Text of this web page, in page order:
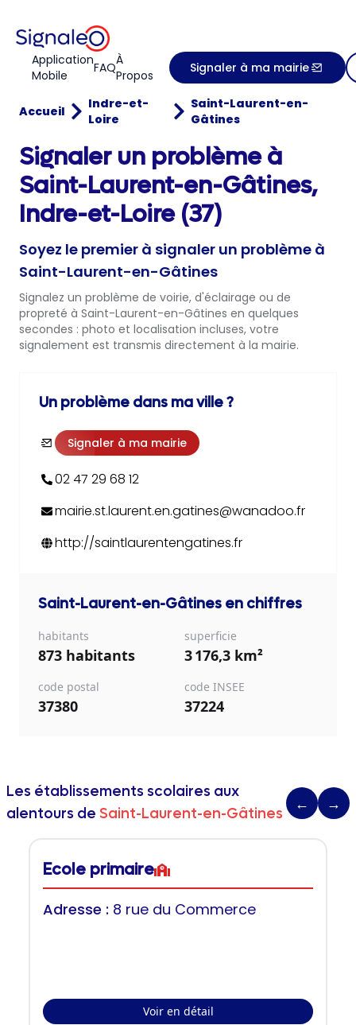
Application
Mobile
FAQÀ
Propos
Signaler à ma mairie
Accueil
Indre-et-
Loire
Saint-Laurent-en-
Gâtines
Signaler un problème à
Saint-Laurent-en-Gâtines,
Indre-et-Loire (37)
Soyez le premier à signaler un problème à
Saint-Laurent-en-Gâtines
Signalez un problème de voirie, d'éclairage ou de
propreté à Saint-Laurent-en-Gâtines en quelques
secondes : photo et localisation incluses, votre
signalement est transmis directement à la mairie.
Un problème dans ma ville ?
Signaler à ma mairie
02 47 29 68 12
mairie.st.laurent.en.gatines@wanadoo.fr
http://saintlaurentengatines.fr
Saint-Laurent-en-Gâtines en chiffres
habitants
873 habitants
superficie
3 176,3 km²
code postal
37380
code INSEE
37224
Les établissements scolaires aux
alentours de Saint-Laurent-en-Gâtines
← →
Ecole primaire
Adresse : 8 rue du Commerce
Voir en détail